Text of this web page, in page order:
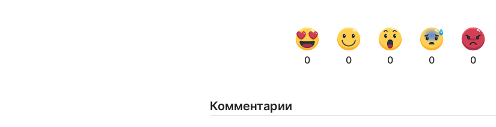
0 0 0 0 0
Комментарии
Нажимая на кнопку "Отправить" вы
соглашаетесь с политикой конфиденциальности